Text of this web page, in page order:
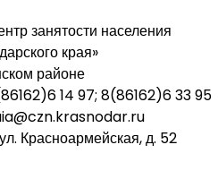
занятости населения
края»
районе
14 97; 8(86162)6 33 95
Красноармейская, д. 52